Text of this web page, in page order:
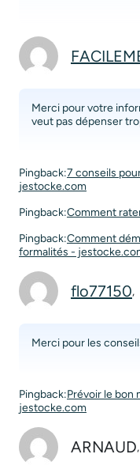
Merci pour votre
veut pas dépenser
Pingback:7 conseils
jestocke.com
Pingback:Comment
Pingback:Comment
formalités -
flo77150,
Merci pour les
Pingback:Prévoir le bon
jestocke.com
ARNAUD,